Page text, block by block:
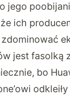
jego
ich
jest fasolką
bo